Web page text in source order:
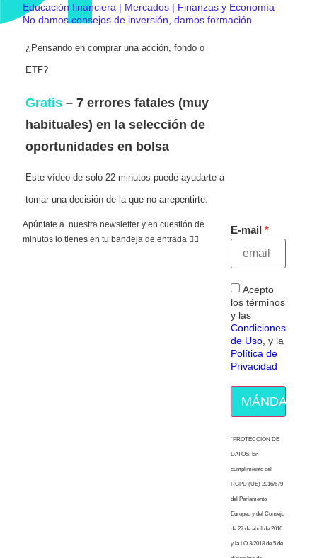
Educación financiera | Mercados | Finanzas y Economía
No damos consejos de inversión, damos formación
¿Pensando en comprar una acción, fondo o
ETF?
Gratis – 7 errores fatales (muy
habituales) en la selección de
oportunidades en bolsa
Este vídeo de solo 22 minutos puede ayudarte a
tomar una decisión de la que no arrepentirte.
Apúntate a nuestra newsletter y en cuestión de
minutos lo tienes en tu bandeja de entrada 👇🏻
E-mail
Acepto
los términos
y las
Condiciones
de Uso , y la
Política de
Privacidad
MÁNDAME
“PROTECCION DE
DATOS: En
cumplimiento del
RGPD (UE) 2016/679
del Parlamento
Europeo y del Consejo
de 27 de abril de 2016
y la LO 3/2018 de 5 de